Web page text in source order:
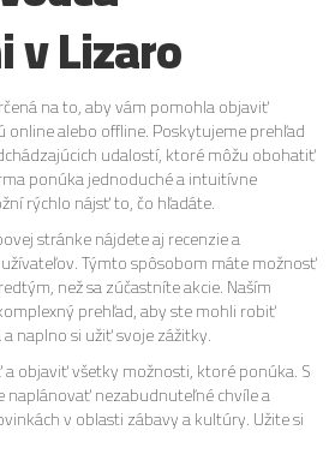
Lizaro
na to, aby vám pomohla objaviť
online alebo offline. Poskytujeme prehľad
udalostí, ktoré môžu obohatiť
ponúka jednoduché a intuitívne
rýchlo nájsť to, čo hľadáte.
stránke nájdete aj recenzie a
Týmto spôsobom máte možnosť
než sa zúčastníte akcie. Naším
prehľad, aby ste mohli robiť
naplno si užiť svoje zážitky.
objaviť všetky možnosti, ktoré ponúka. S
naplánovať nezabudnuteľné chvíle a
v oblasti zábavy a kultúry. Užite si